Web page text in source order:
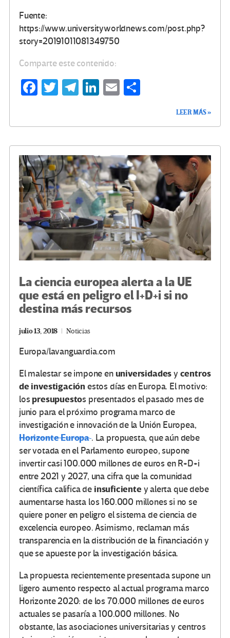
Fuente:
https://www.universityworldnews.com/post.php?
story=20191011081349750
Comparte este contenido:
Fa
o
k
T
Te
m
Li
n
E
ar
tir
LEER MÁS »
La ciencia europea alerta a la UE
que está en peligro el I+D+i si no
destina más recursos
julio 13, 2018 Noticias
Europa/lavanguardia.com
El malestar se impone enuniversidadesy centros
de investigación estos días en Europa. El motivo:
los presupuestos presentados el pasado mes de
junio para el próximo programa marco de
investigación e innovación de la Unión Europea,
Horizonte Europa. La propuesta, que aún debe
ser votada en el Parlamento europeo, supone
invertir casi 100.000 millones de euros en R+D+i
entre 2021 y 2027, una cifra que la comunidad
científica califica de insuficiente y alerta que debe
aumentarse hasta los 160.000 millones si no se
quiere poner en peligro el sistema de ciencia de
excelencia europeo. Asimismo, reclaman más
transparencia en la distribución de la financiación y
que se apueste por la investigación básica.
La propuesta recientemente presentada supone un
ligero aumento respecto al actual programa marco
Horizonte 2020: de los 70.000 millones de euros
actuales se pasaría a 100.000 millones. No
obstante, las asociaciones universitarias y centros